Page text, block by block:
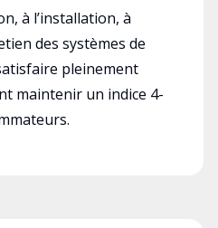
à l’installation, à
des systèmes de
pleinement
maintenir un indice 4-